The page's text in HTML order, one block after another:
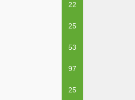
22
25
53
97
25